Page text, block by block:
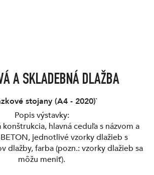
A SKLADEBNÁ DLAŽBA
stojany(A4 - 2020)`
Popis výstavky:
hlavná ceduľa s názvom a
jednotlivé vzorky dlažieb s
dlažby, farba (pozn.: vzorky dlažieb sa
môžu meniť).